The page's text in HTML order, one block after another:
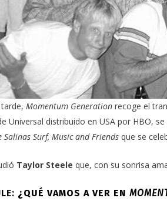
Momentum Generation recoge el
Universal distribuido en USA por HBO,
Salinas Surf, Music and Friends que se
Taylor Steele que, con su sonrisa
¿QUÉ VAMOS A VER EN